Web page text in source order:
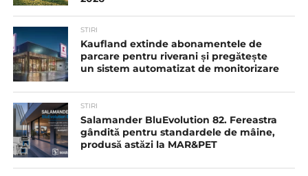
STIRI
Kaufland extinde abonamentele de
parcare pentru riverani și pregătește
un sistem automatizat de monitorizare
STIRI
Salamander BluEvolution 82. Fereastra
gândită pentru standardele de mâine,
produsă astăzi la MAR&PET